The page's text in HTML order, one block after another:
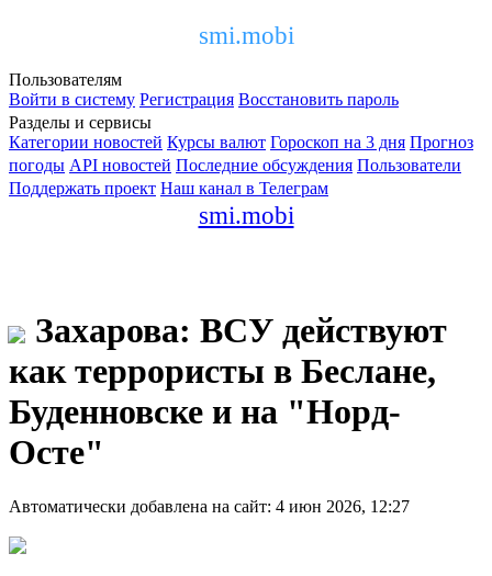
smi.mobi
Пользователям
Войти в систему Регистрация Восстановить пароль
Разделы и сервисы
Категории новостей Курсы валют Гороскоп на 3 дня Прогноз
погоды API новостей Последние обсуждения Пользователи
Поддержать проект Наш канал в Телеграм
smi.mobi
Захарова: ВСУ действуют
как террористы в Беслане,
Буденновске и на "Норд-
Осте"
Автоматически добавлена на сайт: 4 июн 2026, 12:27